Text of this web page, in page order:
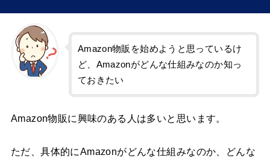
Amazon物販を始めようと思っているけ
ど、Amazonがどんな仕組みなのか知っ
ておきたい
Amazon物販に興味のある人は多いと思います。
ただ、具体的にAmazonがどんな仕組みなのか、どんな